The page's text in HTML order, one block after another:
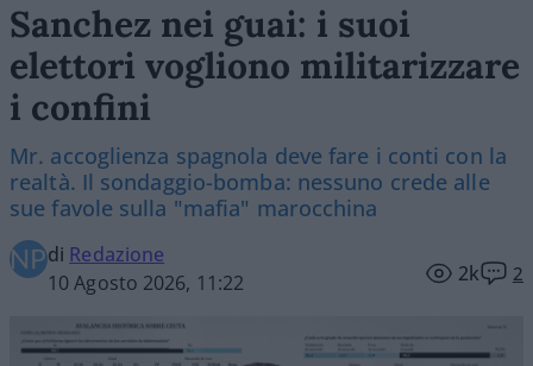
Sanchez nei guai: i suoi
elettori vogliono militarizzare
i confini
Mr. accoglienza spagnola deve fare i conti con la
realtà. Il sondaggio-bomba: nessuno crede alle
sue favole sulla "mafia" marocchina
di Redazione
10 Agosto 2026, 11:22
2k 2